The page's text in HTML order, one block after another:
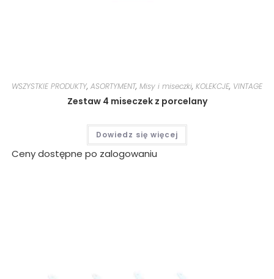
WSZYSTKIE PRODUKTY, ASORTYMENT, Misy i miseczki, KOLEKCJE, VINTAGE
Zestaw 4 miseczek z porcelany
Dowiedz się więcej
Ceny dostępne po zalogowaniu